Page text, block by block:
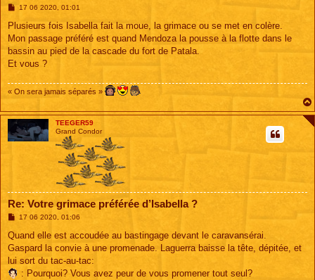
M
s
a
g
17 06 2020, 01:01
Plusieurs fois Isabella fait la moue, la grimace ou se met en colère.
Mon passage préféré est quand Mendoza la pousse à la flotte dans le
bassin au pied de la cascade du fort de Patala.
Et vous ?
« On sera jamais séparés »
TEEGER59
Grand Condor
Re: Votre grimace préférée d’Isabella ?
M
s
a
g
17 06 2020, 01:06
Quand elle est accoudée au bastingage devant le caravansérai.
Gaspard la convie à une promenade. Laguerra baisse la tête, dépitée, et
lui sort du tac-au-tac:
: Pourquoi? Vous avez peur de vous promener tout seul?